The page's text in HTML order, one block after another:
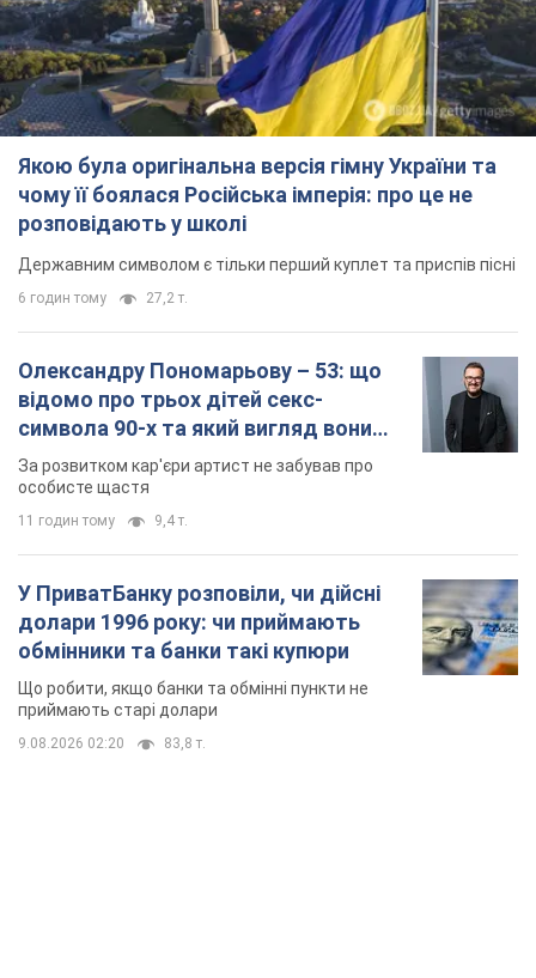
Якою була оригінальна версія гімну України та
чому її боялася Російська імперія: про це не
розповідають у школі
Державним символом є тільки перший куплет та приспів пісні
6 годин тому 27,2 т.
Олександру Пономарьову – 53: що
відомо про трьох дітей секс-
символа 90-х та який вигляд вони
мають
За розвитком кар'єри артист не забував про
особисте щастя
11 годин тому 9,4 т.
У ПриватБанку розповіли, чи дійсні
долари 1996 року: чи приймають
обмінники та банки такі купюри
Що робити, якщо банки та обмінні пункти не
приймають старі долари
9.08.2026 02:20 83,8 т.